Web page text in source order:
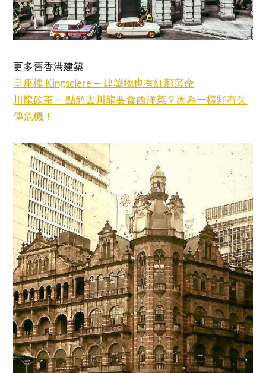
更多舊香港建築
皇座樓 Kingsclere — 建築物也有紅顏薄命
川龍飲茶 — 點解去川龍要食西洋菜？因為一樣野有失
傳危機！